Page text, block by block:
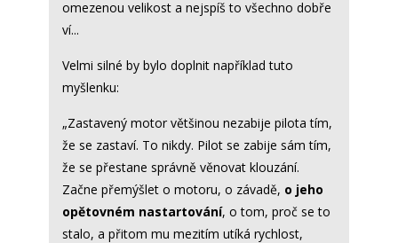
omezenou velikost a nejspíš to všechno dobře
ví...
Velmi silné by bylo doplnit například tuto
myšlenku:
„Zastavený motor většinou nezabije pilota tím,
že se zastaví. To nikdy. Pilot se zabije sám tím,
že se přestane správně věnovat klouzání.
Začne přemýšlet o motoru, o závadě, o jeho
opětovném nastartování, o tom, proč se to
stalo, a přitom mu mezitím utíká rychlost,